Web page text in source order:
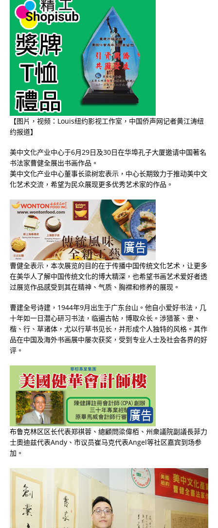
【图片，视频：Louis纽约影视工作室，中国侨声网记者黄江涛纽
约报道】
美中文化产业中心于6月29日及30日在华埠孔子大厦邀请中国著名
书法家曹健全展出书画作品。
美中文化产业中心董事长梁树宏表示，中心长期致力于推动美中文
化艺术交流，希望为民众展现更多优秀艺术家的作品。
曹健全表示，本次展览的目的在于传播中国传统文化艺术，让更多
在美华人了解中国传统文化的博大精深，也希望书画艺术爱好者透
过展览作品感受到其在精神、气质、胸襟和修养的展现。
曹建全号诗建， 1944年9月出生于广东台山。他自小爱好书法，几
十年如一日潜心研习书法，临遍古帖，博取众长。涉猎篆、隶、
楷、行、草诸体，尤以行草书见长，并形成个人独特的风格。其作
品在中国及海外书画展中屡次获奖，受到专业人士及社会各界的好
评。
布鲁克林区区长代表郑祺蓉、總顧問梁偉栢、州衆議院副議長菲力
士奧迪兹代表Andy 、市议员崔马克代表Angel等社区嘉宾到场参
加。